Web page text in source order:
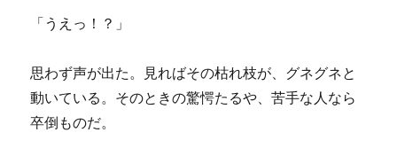
「うえっ！？」
思わず声が出た。見ればその枯れ枝が、グネグネと
動いている。そのときの驚愕たるや、苦手な人なら
卒倒ものだ。